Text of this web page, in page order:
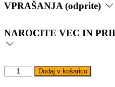
VPRAŠANJA (odprite)
NAROCITE VEC IN
Bachove
kapljice
Dodaj v košarico